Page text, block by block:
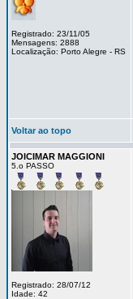
Registrado: 23/11/05
Mensagens: 2888
Localização: Porto Alegre - RS
Voltar ao topo
JOICIMAR MAGGIONI
5.o PASSO
Registrado: 28/07/12
Idade: 42